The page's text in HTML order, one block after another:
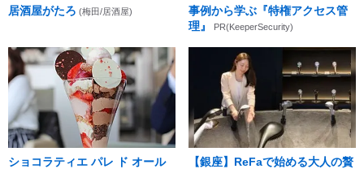
居酒屋がたろ (梅田/居酒屋)
事例から学ぶ『特権アクセス管
理』
PR(KeeperSecurity)
ショコラティエ パレ ド オール
【銀座】ReFaで始める大人の贅